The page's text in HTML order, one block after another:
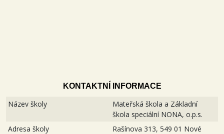
KONTAKTNÍ INFORMACE
Název školy
Mateřská škola a Základní
škola speciální NONA, o.p.s.
Adresa školy
Rašínova 313, 549 01 Nové